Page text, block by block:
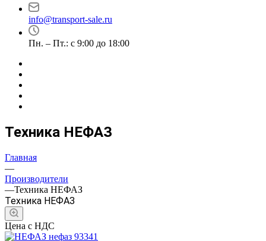
info@transport-sale.ru
Пн. – Пт.: с 9:00 до 18:00
Техника НЕФАЗ
Главная
—
Производители
—Техника НЕФАЗ
Техника НЕФАЗ
Цена с НДС